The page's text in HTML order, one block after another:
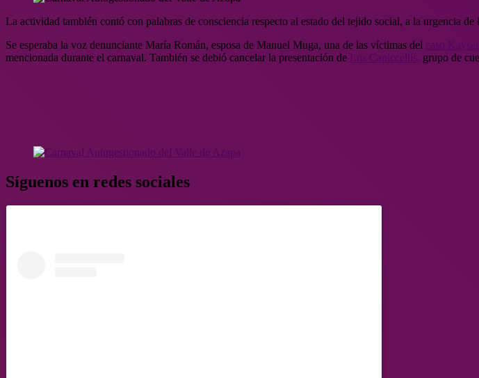
La actividad también contó con palabras de consciencia respecto al estado del tejido social, a la urgencia
Se esperaba la voz denunciante María Román, esposa de Manuel Muga, una de las víctimas del
mencionada durante el carnaval. También se debió cancelar la presentación de
grupo de
Síguenos en redes sociales